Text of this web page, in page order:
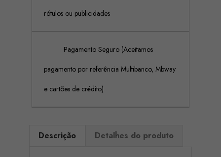
rótulos ou publicidades
Pagamento Seguro (Aceitamos
pagamento por referência Multibanco, Mbway
e cartões de crédito)
Descrição Detalhes do produto